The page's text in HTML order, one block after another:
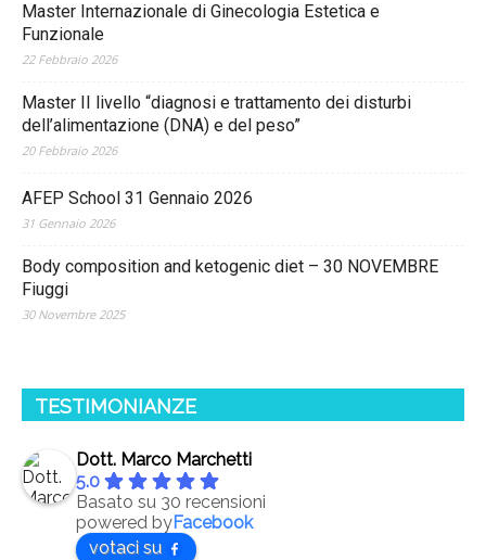
Master Internazionale di Ginecologia Estetica e
Funzionale
22 Febbraio 2026
Master II livello “diagnosi e trattamento dei disturbi
dell’alimentazione (DNA) e del peso”
20 Febbraio 2026
AFEP School 31 Gennaio 2026
31 Gennaio 2026
Body composition and ketogenic diet – 30 NOVEMBRE
Fiuggi
30 Novembre 2025
TESTIMONIANZE
Dott. Marco Marchetti
5.0
Basato su 30 recensioni
powered byFacebook
votaci su